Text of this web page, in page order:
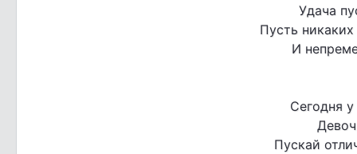
Удача
Пусть
И
Сегодня
Пускай